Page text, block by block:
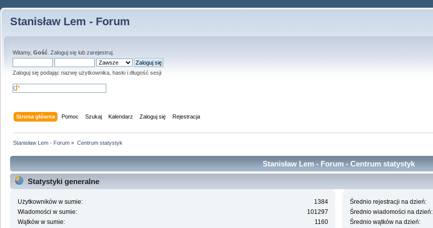
Stanisław Lem - Forum
Witamy, Gość Zaloguj się lub zarejestruj
Zaloguj się podając nazwę użytkownika, hasło i długość sesji
Strona główna Pomoc Szukaj Kalendarz Zaloguj się Rejestracja
Stanisław Lem - Forum » Centrum statystyk
Stanisław Lem - Forum - Centrum statystyk
Statystyki generalne
Użytkowników w sumie:
1384
Wiadomości w sumie:
101297
Wątków w sumie:
1160
Średnio rejestracji na dzień:
Średnio wiadomości na dzień:
Średnio wątków na dzień: